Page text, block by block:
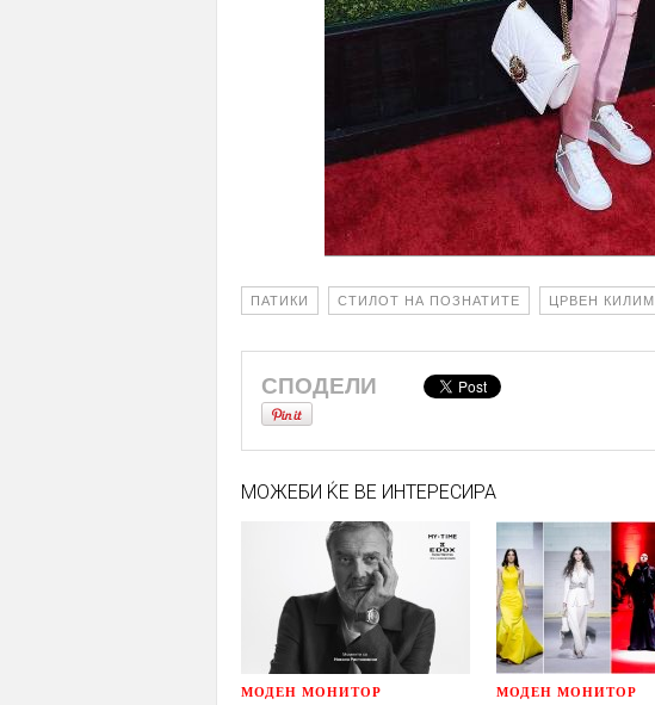
ПАТИКИ СТИЛОТ НА ПОЗНАТИТЕ ЦРВЕН КИЛИМ
СПОДЕЛИ
МОЖЕБИ ЌЕ ВЕ ИНТЕРЕСИРА
МОДЕН МОНИТОР МОДЕН МОНИТОР